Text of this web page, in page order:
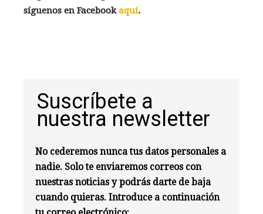
síguenos en Facebookaquí.
Suscríbete a
nuestra newsletter
No cederemos nunca tus datos personales a
nadie. Solo te enviaremos correos con
nuestras noticias y podrás darte de baja
cuando quieras. Introduce a continuación